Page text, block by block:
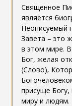
Священное
является
Неописуемый
Завета – это
в этом мире. В
Бог, желая
(Слово),
присуще
миру и людям.